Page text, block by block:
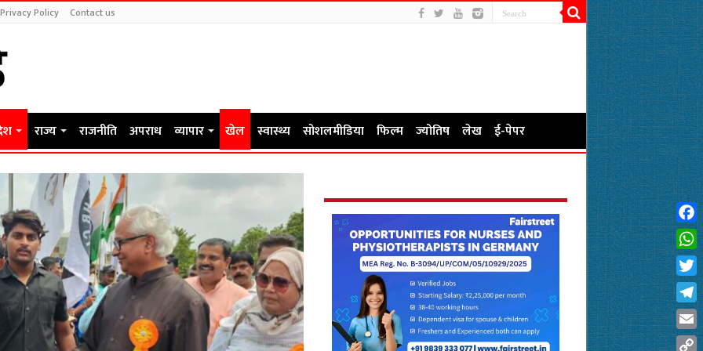
Privacy Policy Contact us
राज्य राजनीति अपराध व्यापार खेल स्वास्थ्य सोशलमीडिया फिल्म ज्योतिष लेख ई-पेपर